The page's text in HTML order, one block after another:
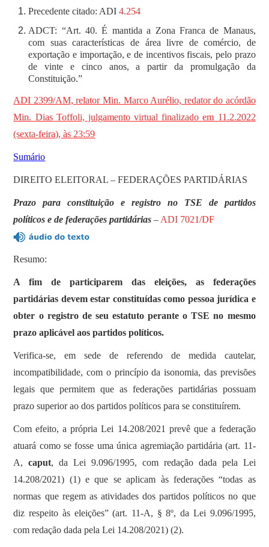
Precedente citado: ADI4.254
ADCT: “Art. 40. É mantida a Zona Franca de Manaus,
com suas características de área livre de comércio, de
exportação e importação, e de incentivos fiscais, pelo prazo
de vinte e cinco anos, a partir da promulgação da
Constituição.”
ADI 2399/AM, relator Min. Marco Aurélio, redator do acórdão
Min. Dias Toffoli, julgamento virtual finalizado em 11.2.2022
(sexta-feira), às 23:59
Sumário
DIREITO ELEITORAL – FEDERAÇÕES PARTIDÁRIAS
Prazo para constituição e registro no TSE de partidos
políticos e de federações partidárias– ADI 7021/DF
Resumo:
A fim de participarem das eleições, as federações
partidárias devem estar constituídas como pessoa jurídica e
obter o registro de seu estatuto perante o TSE no mesmo
prazo aplicável aos partidos políticos.
Verifica-se, em sede de referendo de medida cautelar,
incompatibilidade, com o princípio da isonomia, das previsões
legais que permitem que as federações partidárias possuam
prazo superior ao dos partidos políticos para se constituírem.
Com efeito, a própria Lei 14.208/2021 prevê que a federação
atuará como se fosse uma única agremiação partidária (art. 11-
A,caput, da Lei 9.096/1995, com redação dada pela Lei
14.208/2021) (1) e que se aplicam às federações “todas as
normas que regem as atividades dos partidos políticos no que
diz respeito às eleições” (art. 11-A, § 8º, da Lei 9.096/1995,
com redação dada pela Lei 14.208/2021) (2).